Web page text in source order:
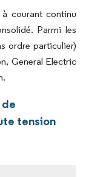
courant continu
Parmi les
ordre particulier)
General Electric
tension